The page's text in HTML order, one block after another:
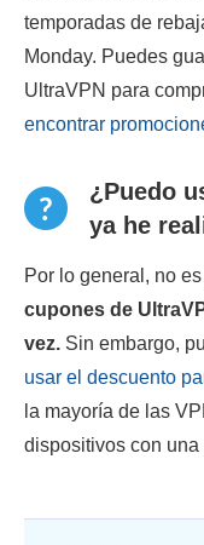
temporadas de
Monday. Puedes
UltraVPN para
encontrar
¿Puedo
ya he
Por lo general, no
cupones de
vez. Sin embargo,
usar el descuento
la mayoría de las
dispositivos con una